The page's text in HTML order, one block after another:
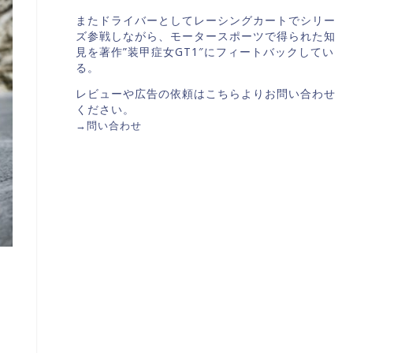
またドライバーとしてレーシングカートでシリー
ズ参戦しながら、モータースポーツで得られた知
見を著作”装甲症女GT1″にフィートバックしてい
る。
レビューや広告の依頼はこちらよりお問い合わせ
ください。
→問い合わせ